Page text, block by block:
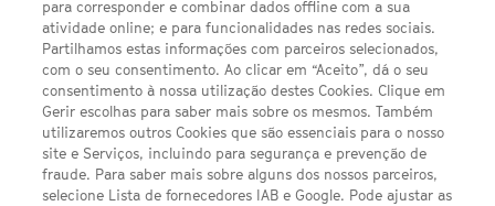
Política de privacidade
Sobre nós
Termos E Condições
Preferências de cookies
FILMES
para corresponder e combinar dados offline com a sua
atividade online; e para funcionalidades nas redes sociais.
Partilhamos estas informações com parceiros selecionados,
com o seu consentimento. Ao clicar em “Aceito”, dá o seu
consentimento à nossa utilização destes Cookies. Clique em
Gerir escolhas para saber mais sobre os mesmos. Também
utilizaremos outros Cookies que são essenciais para o nosso
site e Serviços, incluindo para segurança e prevenção de
fraude. Para saber mais sobre alguns dos nossos parceiros,
selecione Lista de fornecedores IAB e Google. Pode ajustar as